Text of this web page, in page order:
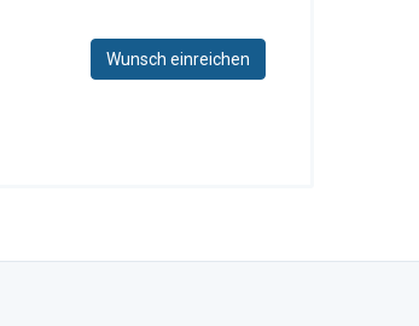
Wunsch einreichen